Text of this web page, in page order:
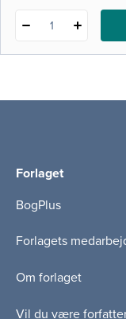
1
Forlaget
BogPlus
Forlagets
Om forlaget
Vil du være